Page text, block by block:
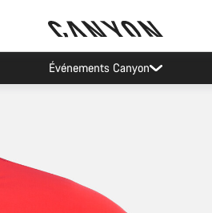
Événements Canyon